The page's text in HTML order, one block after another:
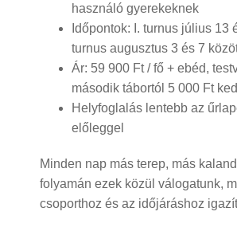
használó gyerekeknek
Időpontok: I. turnus július 13
turnus augusztus 3 és 7
Ár: 59 900 Ft / fő + ebéd,
második tábortól 5 000 Ft
Helyfoglalás lentebb az
előleggel
Minden nap más terep, más
folyamán ezek közül válogatunk,
csoporthoz és az időjáráshoz